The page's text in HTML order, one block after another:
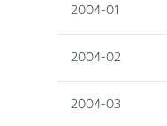
2004-01
2004-02
2004-03